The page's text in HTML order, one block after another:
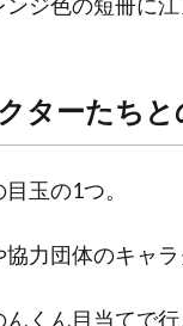
ンジ色の短冊に
ターたちと
玉の1つ。
力団体のキャ
くん目当てで